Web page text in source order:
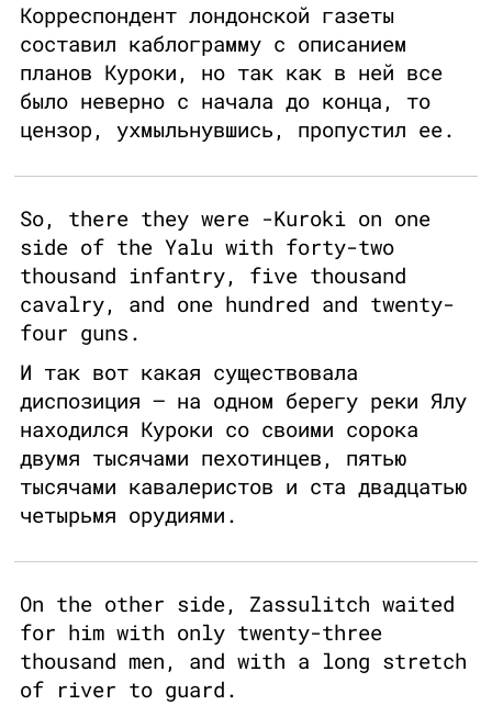
Корреспондент лондонской газеты
составил каблограмму с описанием
планов Куроки, но так как в ней все
было неверно с начала до конца, то
цензор, ухмыльнувшись, пропустил ее.
So, there they were -Kuroki on one
side of the Yalu with forty-two
thousand infantry, five thousand
cavalry, and one hundred and twenty-
four guns.
И так вот какая существовала
диспозиция — на одном берегу реки Ялу
находился Куроки со своими сорока
двумя тысячами пехотинцев, пятью
тысячами кавалеристов и ста двадцатью
четырьмя орудиями.
On the other side, Zassulitch waited
for him with only twenty-three
thousand men, and with a long stretch
of river to guard.